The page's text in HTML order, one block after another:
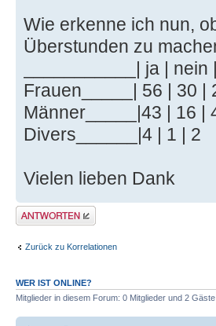
Wie erkenne ich nun,
Überstunden zu
___________| ja |
Frauen_____| 56 | 30 |
Männer_____|43 | 16 |
Divers______|4 | 1 | 2
Vielen lieben Dank
Antwort erstellen
Zurück zu Korrelationen
WER IST ONLINE?
Mitglieder in diesem Forum: 0 Mitglieder und 2 Gäste